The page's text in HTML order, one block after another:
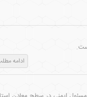
ادامه